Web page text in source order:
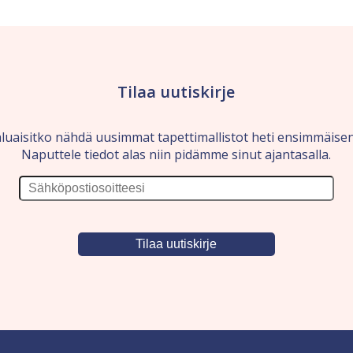
Tilaa uutiskirje
nähdä uusimmat tapettimallistot heti
Naputtele tiedot alas niin pidämme sinut ajantasalla.